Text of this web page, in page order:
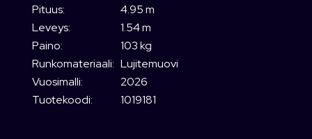
Pituus:
4.95 m
Leveys:
1.54 m
Paino:
103 kg
Runkomateriaali: Lujitemuovi
Vuosimalli:
2026
Tuotekoodi:
1019181